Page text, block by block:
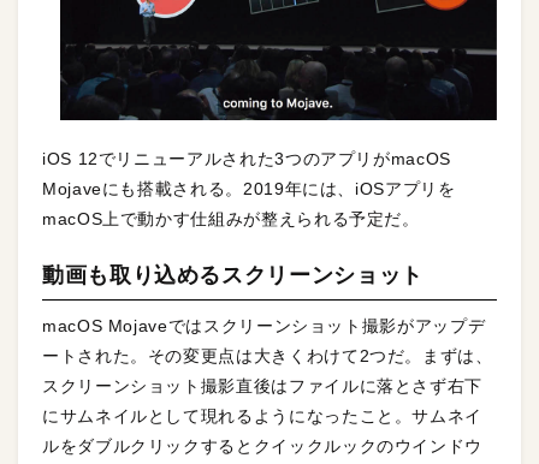
iOS 12でリニューアルされた3つのアプリがmacOS
Mojaveにも搭載される。2019年には、iOSアプリを
macOS上で動かす仕組みが整えられる予定だ。
動画も取り込めるスクリーンショット
macOS Mojaveではスクリーンショット撮影がアップデ
ートされた。その変更点は大きくわけて2つだ。まずは、
スクリーンショット撮影直後はファイルに落とさず右下
にサムネイルとして現れるようになったこと。サムネイ
ルをダブルクリックするとクイックルックのウインドウ